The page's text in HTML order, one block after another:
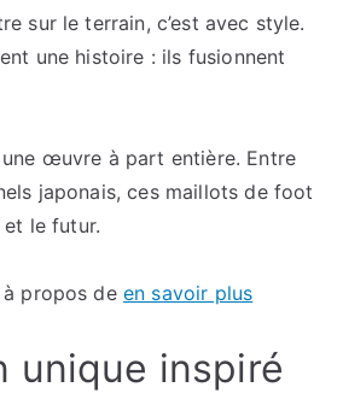
et
de
sur le terrain, c’est avec style.
une histoire : ils fusionnent
œuvre à part entière. Entre
japonais, ces maillots de foot
et le futur.
propos de en savoir plus
unique inspiré